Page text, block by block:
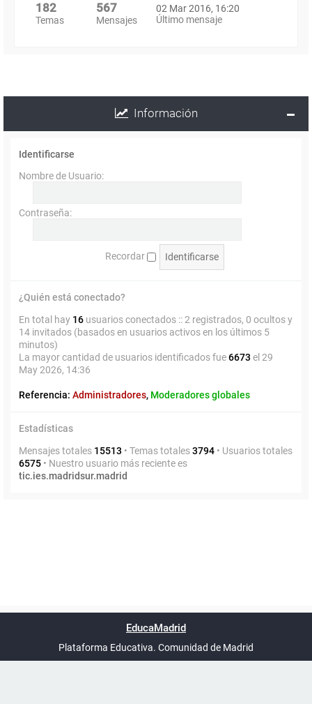
182
Temas
567
Mensajes
02 Mar 2016, 16:20
Último mensaje
Información
Identificarse
Nombre de Usuario:
Contraseña:
Recordar
¿Quién está conectado?
En total hay 16 usuarios conectados :: 2 registrados, 0 ocultos y
14 invitados (basados en usuarios activos en los últimos 5
minutos)
La mayor cantidad de usuarios identificados fue6673 el 29
May 2026, 14:36
Referencia: Administradores, Moderadores globales
Estadísticas
Mensajes totales 15513 • Temas totales3794 • Usuarios totales
6575 • Nuestro usuario más reciente es
tic.ies.madridsur.madrid
UTC+02:00
phpBB España
EducaMadrid
Plataforma Educativa. Comunidad de Madrid